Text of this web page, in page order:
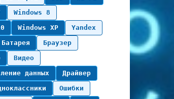
Windows 8
Windows XP
Yandex
Батарея
Браузер
Видео
данных
Драйвер
Ошибки